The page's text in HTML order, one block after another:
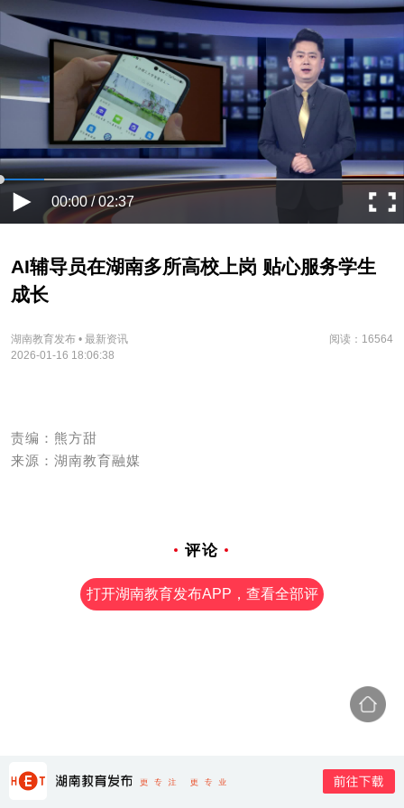
00:00 / 02:37
AI辅导员在湖南多所高校上岗 贴心服务学生
成长
湖南教育发布 • 最新资讯
阅读：16564
2026-01-16 18:06:38
责编：熊方甜
来源：湖南教育融媒
评论
打开湖南教育发布APP，查看全部评